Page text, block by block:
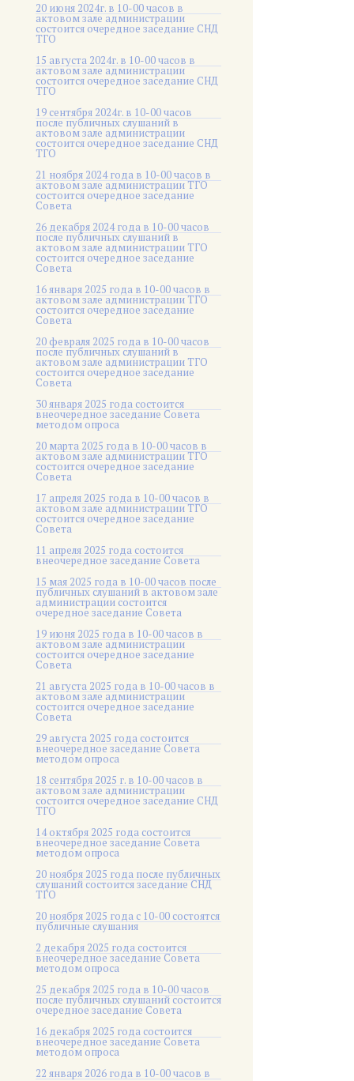
20 июня 2024г. в 10-00 часов в
актовом зале администрации
состоится очередное заседание СНД
ТГО
15 августа 2024г. в 10-00 часов в
актовом зале администрации
состоится очередное заседание СНД
ТГО
19 сентября 2024г. в 10-00 часов
после публичных слушаний в
актовом зале администрации
состоится очередное заседание СНД
ТГО
21 ноября 2024 года в 10-00 часов в
актовом зале администрации ТГО
состоится очередное заседание
Совета
26 декабря 2024 года в 10-00 часов
после публичных слушаний в
актовом зале администрации ТГО
состоится очередное заседание
Совета
16 января 2025 года в 10-00 часов в
актовом зале администрации ТГО
состоится очередное заседание
Совета
20 февраля 2025 года в 10-00 часов
после публичных слушаний в
актовом зале администрации ТГО
состоится очередное заседание
Совета
30 января 2025 года состоится
внеочередное заседание Совета
методом опроса
20 марта 2025 года в 10-00 часов в
актовом зале администрации ТГО
состоится очередное заседание
Совета
17 апреля 2025 года в 10-00 часов в
актовом зале администрации ТГО
состоится очередное заседание
Совета
11 апреля 2025 года состоится
внеочередное заседание Совета
15 мая 2025 года в 10-00 часов после
публичных слушаний в актовом зале
администрации состоится
очередное заседание Совета
19 июня 2025 года в 10-00 часов в
актовом зале администрации
состоится очередное заседание
Совета
21 августа 2025 года в 10-00 часов в
актовом зале администрации
состоится очередное заседание
Совета
29 августа 2025 года состоится
внеочередное заседание Совета
методом опроса
18 сентября 2025 г. в 10-00 часов в
актовом зале администрации
состоится очередное заседание СНД
ТГО
14 октября 2025 года состоится
внеочередное заседание Совета
методом опроса
20 ноября 2025 года после публичных
слушаний состоится заседание СНД
ТГО
20 ноября 2025 года c 10-00 состоятся
публичные слушания
2 декабря 2025 года состоится
внеочередное заседание Совета
методом опроса
25 декабря 2025 года в 10-00 часов
после публичных слушаний состоится
очередное заседание Совета
16 декабря 2025 года состоится
внеочередное заседание Совета
методом опроса
22 января 2026 года в 10-00 часов в